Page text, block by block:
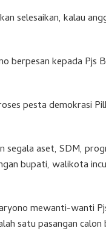
selesaikan, kalau
berpesan kepada
pesta demokrasi
segala aset, SDM,
bupati, walikota
mewanti-wanti
satu pasangan